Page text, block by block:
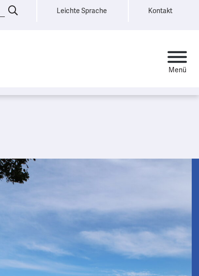
Leichte Sprache Kontakt